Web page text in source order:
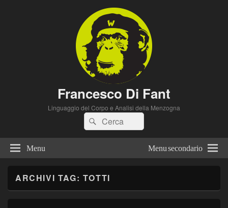
Francesco Di Fant
Linguaggio del Corpo e Analisi della Menzogna
Cerca:Cerca
Menu Menu secondario
ARCHIVI TAG: TOTTI